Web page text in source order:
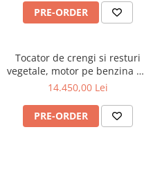
Graecus MTS170
PRE-ORDER
Tocator de crengi si resturi
vegetale, motor pe benzina de
15 CP, Jansen GTS-1500E
14.450,00 Lei
PRE-ORDER